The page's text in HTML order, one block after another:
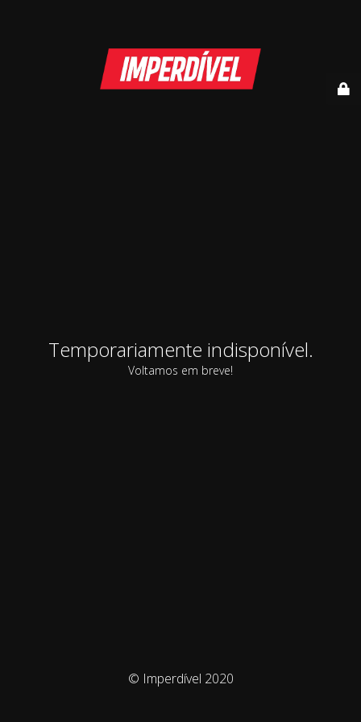
Temporariamente indisponível.
Voltamos em breve!
© Imperdível 2020